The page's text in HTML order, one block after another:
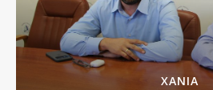
ΧΑΝΙΑ